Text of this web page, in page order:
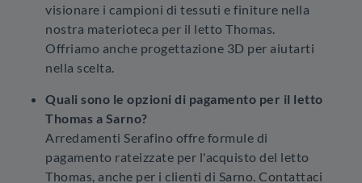
visionare i campioni di tessuti e finiture nella
nostra materioteca per il letto Thomas.
Offriamo anche progettazione 3D per aiutarti
nella scelta.
Quali sono le opzioni di pagamento per il letto
Thomas a Sarno?
Arredamenti Serafino offre formule di
pagamento rateizzate per l'acquisto del letto
Thomas, anche per i clienti di Sarno. Contattaci